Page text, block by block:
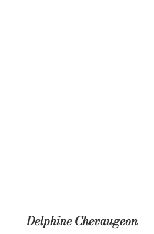
Delphine Chevaugeon